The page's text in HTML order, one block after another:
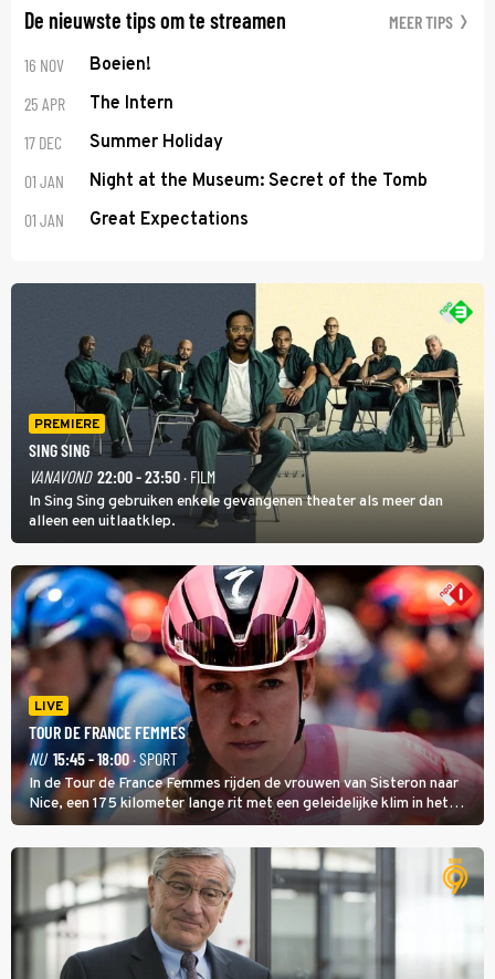
De nieuwste tips om te streamen MEER TIPS
16 NOV Boeien!
25 APR The Intern
17 DEC Summer Holiday
01 JAN Night at the Museum: Secret of the Tomb
01 JAN Great Expectations
PREMIERE
SING SING
VANAVOND 22:00 - 23:50· FILM
In Sing Sing gebruiken enkele gevangenen theater als meer dan
alleen een uitlaatklep.
LIVE
TOUR DE FRANCE FEMMES
NU 15:45 - 18:00· SPORT
In de Tour de France Femmes rijden de vrouwen van Sisteron naar
Nice, een 175 kilometer lange rit met een geleidelijke klim in het
midden. Dat is mogelijk niet de zwaarste hindernis, dat is de
temperatuur. Het kan in Nice namelijk bloedheet worden.